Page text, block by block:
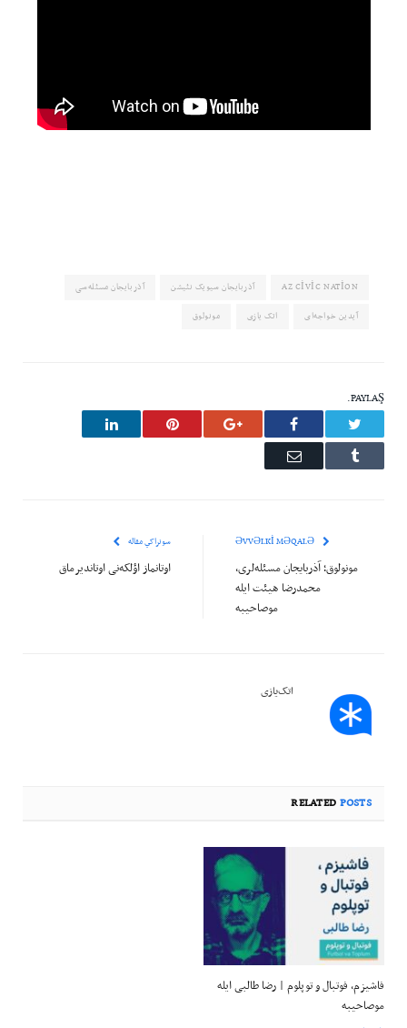
AZ CIVIC NATION آذربایجان سیویک نئیشن
آذربایجان مسئله‌سی
آیدین خواجه‌ای
اتک یازی مونولوق
PAYLAŞ.
Facebook
Google+
Pinterest
LinkedIn
Tumblr
Email
مونولوق؛ آذربایجان مسئله‌لری،
محمدرضا هیئت ایله
موصاحیبه
سونراکي مقاله
اوتانماز اؤلکه‌نی اوتاندیرماق
اتک‌یازی
RELATED POSTS
فاشیزم، فوتبال و توپلوم | رضا طالبی ایله
موصاحیبه